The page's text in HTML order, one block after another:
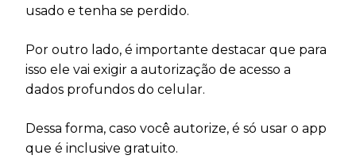
usado e tenha se perdido.
Por outro lado, é importante destacar que para
isso ele vai exigir a autorização de acesso a
dados profundos do celular.
Dessa forma, caso você autorize, é só usar o app
que é inclusive gratuito.